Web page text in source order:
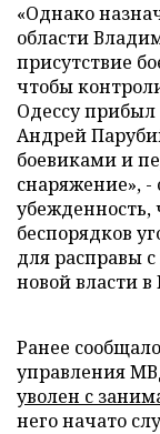
«Однако
области
присутствие
чтобы
Одессу прибыл
Андрей
боевиками и
снаряжение», -
беспорядков
для расправы
новой власти в
Ранее
управления
уволен с
него начато